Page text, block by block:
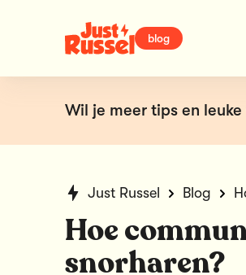
blog
Wil je meer tips en
Just Russel Blog
Hoe
snorharen?